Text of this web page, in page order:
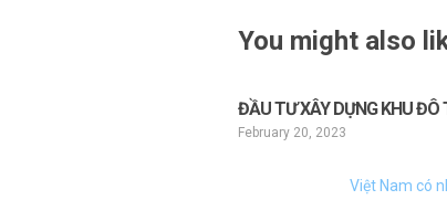
You might also
ĐẦU TƯ XÂY DỰNG KHU ĐÔ
February 20, 2023
Việt Nam có